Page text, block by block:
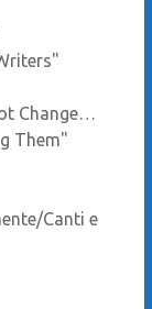
Change…
Them"
Canti e